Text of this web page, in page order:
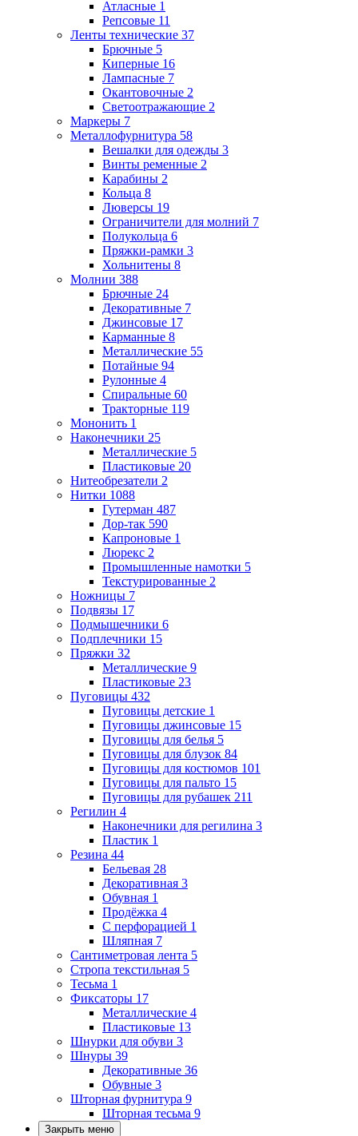
Атласные 1
Репсовые 11
Ленты технические 37
Брючные 5
Киперные 16
Лампасные 7
Окантовочные 2
Светоотражающие 2
Маркеры 7
Металлофурнитура 58
Вешалки для одежды 3
Винты ременные 2
Карабины 2
Кольца 8
Люверсы 19
Ограничители для молний 7
Полукольца 6
Пряжки-рамки 3
Хольнитены 8
Молнии 388
Брючные 24
Декоративные 7
Джинсовые 17
Карманные 8
Металлические 55
Потайные 94
Рулонные 4
Спиральные 60
Тракторные 119
Мононить 1
Наконечники 25
Металлические 5
Пластиковые 20
Нитеобрезатели 2
Нитки 1088
Гутерман 487
Дор-так 590
Капроновые 1
Люрекс 2
Промышленные намотки 5
Текстурированные 2
Ножницы 7
Подвязы 17
Подмышечники 6
Подплечники 15
Пряжки 32
Металлические 9
Пластиковые 23
Пуговицы 432
Пуговицы детские 1
Пуговицы джинсовые 15
Пуговицы для белья 5
Пуговицы для блузок 84
Пуговицы для костюмов 101
Пуговицы для пальто 15
Пуговицы для рубашек 211
Регилин 4
Наконечники для регилина 3
Пластик 1
Резина 44
Бельевая 28
Декоративная 3
Обувная 1
Продёжка 4
С перфорацией 1
Шляпная 7
Сантиметровая лента 5
Стропа текстильная 5
Тесьма 1
Фиксаторы 17
Металлические 4
Пластиковые 13
Шнурки для обуви 3
Шнуры 39
Декоративные 36
Обувные 3
Шторная фурнитура 9
Шторная тесьма 9
Закрыть меню